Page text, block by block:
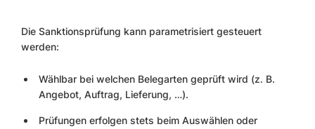
Die Sanktionsprüfung kann parametrisiert gesteuert
werden:
Wählbar bei welchen Belegarten geprüft wird (z. B.
Angebot, Auftrag, Lieferung, …).
Prüfungen erfolgen stets beim Auswählen oder